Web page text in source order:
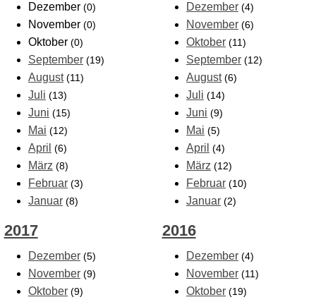
Dezember (0)
November (0)
Oktober (0)
September (19)
August (11)
Juli (13)
Juni (15)
Mai (12)
April (6)
März (8)
Februar (3)
Januar (8)
Dezember (4)
November (6)
Oktober (11)
September (12)
August (6)
Juli (14)
Juni (9)
Mai (5)
April (4)
März (12)
Februar (10)
Januar (2)
2017
Dezember (5)
November (9)
Oktober (9)
2016
Dezember (4)
November (11)
Oktober (19)